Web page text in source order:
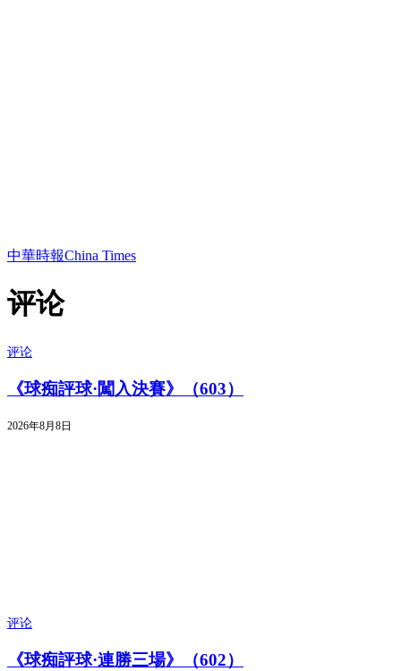
中華時報China Times
评论
评论
《球痴評球·闖入決賽》（603）
2026年8月8日
评论
《球痴評球·連勝三場》（602）